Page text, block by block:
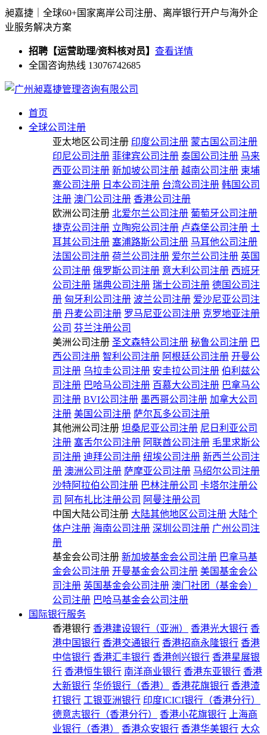
昶嘉捷｜全球60+国家离岸公司注册、离岸银行开户与海外企
业服务解决方案
招聘【运营助理/资料核对员】 查看详情
全国咨询热线 13076742685
首页
全球公司注册
亚太地区公司注册 印度公司注册 蒙古国公司注册
印尼公司注册 菲律宾公司注册 泰国公司注册 马来
西亚公司注册 新加坡公司注册 越南公司注册 柬埔
寨公司注册 日本公司注册 台湾公司注册 韩国公司
注册 澳门公司注册 香港公司注册
欧洲公司注册 北爱尔兰公司注册 葡萄牙公司注册
捷克公司注册 立陶宛公司注册 卢森堡公司注册 土
耳其公司注册 塞浦路斯公司注册 马耳他公司注册
法国公司注册 荷兰公司注册 爱尔兰公司注册 英国
公司注册 俄罗斯公司注册 意大利公司注册 西班牙
公司注册 瑞典公司注册 瑞士公司注册 德国公司注
册 匈牙利公司注册 波兰公司注册 爱沙尼亚公司注
册 丹麦公司注册 罗马尼亚公司注册 克罗地亚注册
公司 芬兰注册公司
美洲公司注册 圣文森特公司注册 秘鲁公司注册 巴
西公司注册 智利公司注册 阿根廷公司注册 开曼公
司注册 乌拉圭公司注册 安圭拉公司注册 伯利兹公
司注册 巴哈马公司注册 百慕大公司注册 巴拿马公
司注册 BVI公司注册 墨西哥公司注册 加拿大公司
注册 美国公司注册 萨尔瓦多公司注册
其他洲公司注册 坦桑尼亚公司注册 尼日利亚公司
注册 塞舌尔公司注册 阿联酋公司注册 毛里求斯公
司注册 迪拜公司注册 纽埃公司注册 新西兰公司注
册 澳洲公司注册 萨摩亚公司注册 马绍尔公司注册
沙特阿拉伯公司注册 巴林注册公司 卡塔尔注册公
司 阿布扎比注册公司 阿曼注册公司
中国大陆公司注册 大陆其他地区公司注册 大陆个
体户注册 海南公司注册 深圳公司注册 广州公司注
册
基金会公司注册 新加坡基金会公司注册 巴拿马基
金会公司注册 开曼基金会公司注册 美国基金会公
司注册 英国基金会公司注册 澳门社团（基金会）
公司注册 巴哈马基金会公司注册
国际银行服务
香港银行 香港建设银行（亚洲） 香港光大银行 香
港中国银行 香港交通银行 香港招商永隆银行 香港
中信银行 香港汇丰银行 香港创兴银行 香港星展银
行 香港恒生银行 南洋商业银行 香港东亚银行 香港
大新银行 华侨银行（香港） 香港花旗银行 香港渣
打银行 工银亚洲银行 印度ICICI银行（香港分行）
德意志银行（香港分行）
香港小花旗银行
上海商
业银行（香港）
香港众安银行 香港华美银行 大众